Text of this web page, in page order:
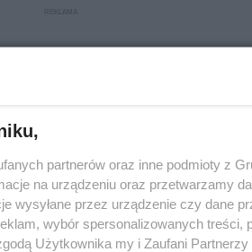
partnerów oraz inne podmioty z
na urządzeniu oraz przetwarzamy
wysyłane przez urządzenie czy dane
wybór spersonalizowanych treści,
Użytkownika my i Zaufani